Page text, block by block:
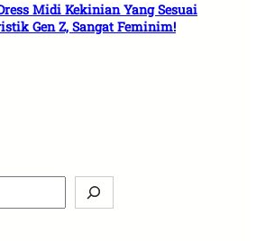
Midi Kekinian Yang Sesuai
Gen Z, Sangat Feminim!